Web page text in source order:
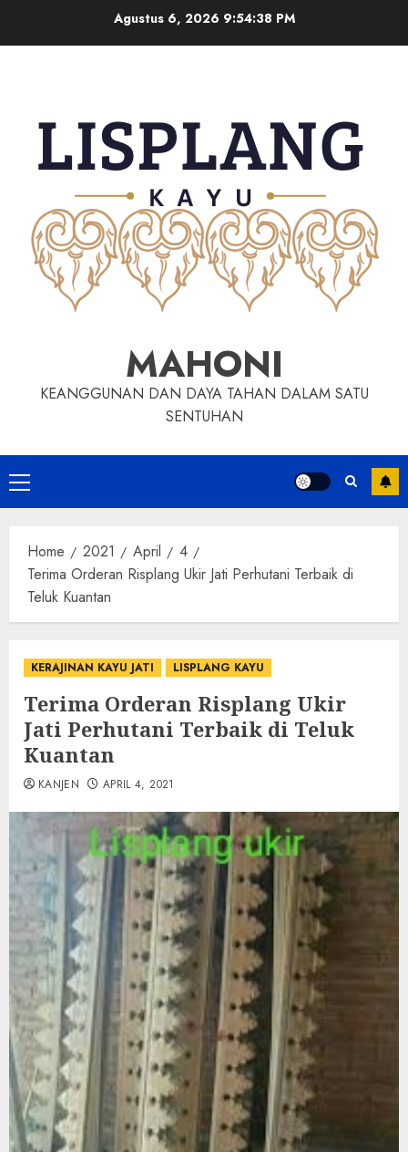
Agustus 6, 2026 9:54:39 PM
MAHONI
KEANGGUNAN DAN DAYA TAHAN DALAM SATU
SENTUHAN
Home 2021 April
4
Terima Orderan Risplang Ukir Jati Perhutani Terbaik di
Teluk Kuantan
KERAJINAN KAYU JATI LISPLANG KAYU
Terima Orderan Risplang Ukir
Jati Perhutani Terbaik di Teluk
Kuantan
KANJEN APRIL 4, 2021